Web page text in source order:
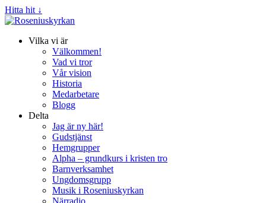
Hitta hit ↓
Vilka vi är
Välkommen!
Vad vi tror
Vår vision
Historia
Medarbetare
Blogg
Delta
Jag är ny här!
Gudstjänst
Hemgrupper
Alpha – grundkurs i kristen tro
Barnverksamhet
Ungdomsgrupp
Musik i Roseniuskyrkan
Närradio